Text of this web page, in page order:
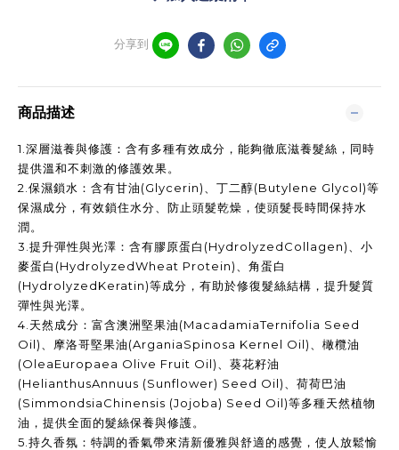
分享到
商品描述
1. 深層滋養與修護：含有多種有效成分，能夠徹底滋養髮絲，同時
提供溫和不刺激的修護效果。
2. 保濕鎖水：含有甘油(Glycerin) 、丁二醇(Butylene Glycol)等
保濕成分，有效鎖住水分、防止頭髮乾燥，使頭髮長時間保持水
潤。
3. 提升彈性與光澤：含有膠原蛋白 (HydrolyzedCollagen)
、小
麥蛋白 (HydrolyzedWheat Protein)
、角蛋白
(HydrolyzedKeratin)等成分，有助於修復髮絲結構，提升髮質
彈性與光澤。
4. 天然成分：富含澳洲堅果油(MacadamiaTernifolia Seed
Oil)
、摩洛哥堅果油(ArganiaSpinosa Kernel Oil)
、橄欖油
(OleaEuropaea Olive Fruit Oil)
、葵花籽油
(HelianthusAnnuus (Sunflower) Seed Oil)
、荷荷巴油
(SimmondsiaChinensis (Jojoba) Seed Oil)等多種天然植物
油，提供全面的髮絲保養與修護。
5. 持久香氛：特調的香氣帶來清新優雅與舒適的感覺，使人放鬆愉